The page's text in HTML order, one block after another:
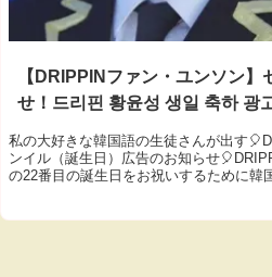
【DRIPPINファン・ユンソン】
せ！드리핀 황윤성 생일 축하 광
私の大好きな韓国語の生徒さんが出す
ンイル（誕生日）広告のお知らせ
の22番目の誕生日をお祝いするために韓